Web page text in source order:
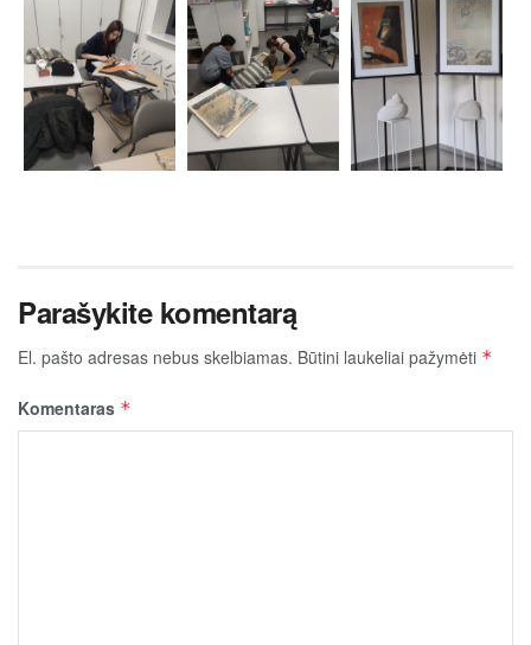
Parašykite komentarą
El. pašto adresas nebus skelbiamas. Būtini laukeliai pažymėti *
Komentaras *